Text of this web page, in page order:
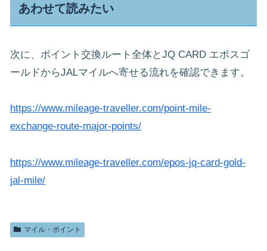
あわせて読みたい
次に、ポイント交換ルート全体とJQ CARD エポスゴ
ールドからJALマイルへ寄せる流れを確認できます。
https://www.mileage-traveller.com/point-mile-
exchange-route-major-points/
https://www.mileage-traveller.com/epos-jq-card-gold-
jal-mile/
マイル・ポイント